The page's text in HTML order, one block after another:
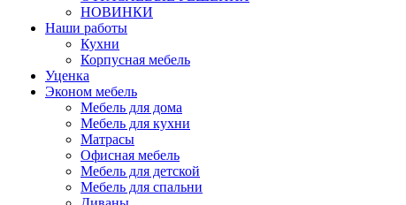
НОВИНКИ
Наши работы
Кухни
Корпусная мебель
Уценка
Эконом мебель
Мебель для дома
Мебель для кухни
Матрасы
Офисная мебель
Мебель для детской
Мебель для спальни